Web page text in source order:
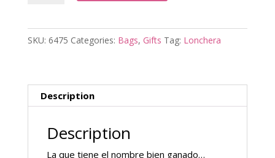
SKU: 6475 Categories: Bags, Gifts Tag: Lonchera
Description
Description
La que tiene el nombre bien ganado…